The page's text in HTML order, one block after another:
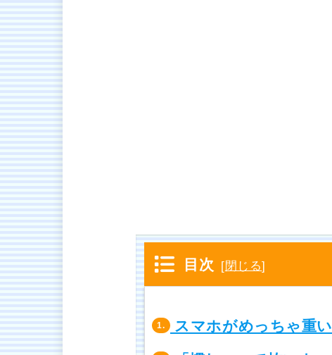
目次 [閉じる]
1. スマホがめっちゃ重い